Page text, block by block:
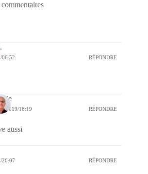
06:52 RÉPONDRE
2019/18:19 RÉPONDRE
aussi
20:07 RÉPONDRE